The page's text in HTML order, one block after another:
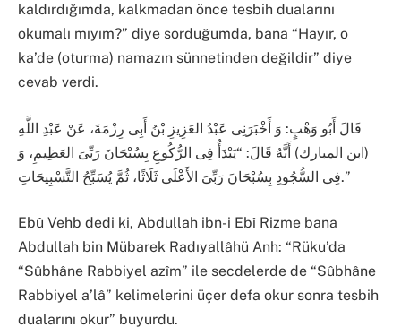
kaldırdığımda, kalkmadan önce tesbih dualarını
okumalı mıyım?” diye sorduğumda, bana “Hayır, o
ka’de (oturma) namazın sünnetinden değildir” diye
cevab verdi.
قَالَ أَبُو وَهْبٍ: وَ أَخْبَرَنِى عَبْدُ العَزِيزِ بْنُ أَبِى رِزْمَةَ، عَنْ عَبْدِ اللَّهِ
(ابن المبارك) أَنَّهُ قَالَ: “يَبْدَأُ فِى الرُّكُوعِ بِسُبْحَانَ رَبِّىَ العَظِيمِ، وَ
فِى السُّجُودِ بِسُبْحَانَ رَبِّىَ الأَعْلَى ثَلَاثًا، ثُمَّ يُسَبِّحُ التَّسْبِيحَاتِ.”
Ebû Vehb dedi ki, Abdullah ibn-i Ebî Rizme bana
Abdullah bin Mübarek Radıyallâhü Anh: “Rüku’da
“Sûbhâne Rabbiyel azîm” ile secdelerde de “Sûbhâne
Rabbiyel a’lâ” kelimelerini üçer defa okur sonra tesbih
dualarını okur” buyurdu.